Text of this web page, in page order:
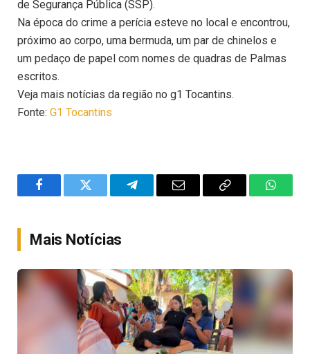
de Segurança Pública (SSP).
Na época do crime a perícia esteve no local e encontrou,
próximo ao corpo, uma bermuda, um par de chinelos e
um pedaço de papel com nomes de quadras de Palmas
escritos.
Veja mais notícias da região no g1 Tocantins.
Fonte: G1 Tocantins
FacebookTwitter TelegramEmail
Copy
Mais Notícias